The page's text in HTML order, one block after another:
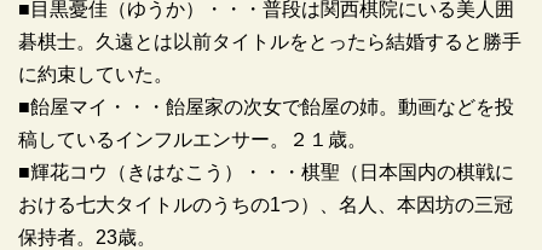
■目黒憂佳（ゆうか）・・・普段は関西棋院にいる美人囲
碁棋士。久遠とは以前タイトルをとったら結婚すると勝手
に約束していた。
■飴屋マイ・・・飴屋家の次女で飴屋の姉。動画などを投
稿しているインフルエンサー。２１歳。
■輝花コウ（きはなこう）・・・棋聖（日本国内の棋戦に
おける七大タイトルのうちの1つ）、名人、本因坊の三冠
保持者。23歳。